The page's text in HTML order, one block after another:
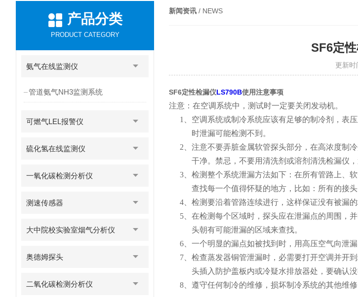
产品分类
PRODUCT CATEGORY
氨气在线监测仪
管道氨气NH3监测系统
可燃气LEL报警仪
硫化氢在线监测仪
一氧化碳检测分析仪
测速传感器
大中院校实验室烟气分析仪
奥德姆探头
二氧化碳检测分析仪
新闻资讯 / NEWS
SF6定
更新
SF6定性检漏仪LS790B使用注意事项
注意：在空调系统中，测试时一定要关闭发动机。
1、 空调系统或制冷系统应该有足够的制冷剂，表压
时泄漏可能检测不到。
2、 注意不要弄脏金属软管探头部分，在高浓度制
干净。禁忌，不要用清洗剂或溶剂清洗检漏仪
3、 检测整个系统泄漏方法如下：在所有管路上、
查找每一个值得怀疑的地方，比如：所有的接
4、 检测要沿着管路连续进行，这样保证没有被漏
5、 在检测每个区域时，探头应在泄漏点的周围，
头朝有可能泄漏的区域来查找。
6、 一个明显的漏点如被找到时，用高压空气向泄
7、 检查蒸发器铜管泄漏时，必需要打开空调并开
头插入防护盖板内或冷疑水排放器处，要确认
8、 遵守任何制冷的维修，损坏制冷系统的其他维